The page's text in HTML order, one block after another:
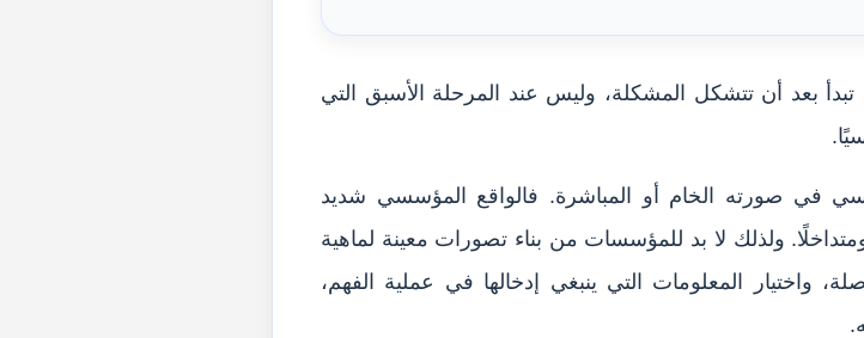
بعد أن تتشكل المشكلة، وليس عند المرحلة الأسبق التي
في صورته الخام أو المباشرة. فالواقع المؤسسي شديد
ولذلك لا بد للمؤسسات من بناء تصورات معينة لماهية
واختيار المعلومات التي ينبغي إدخالها في عملية الفهم،